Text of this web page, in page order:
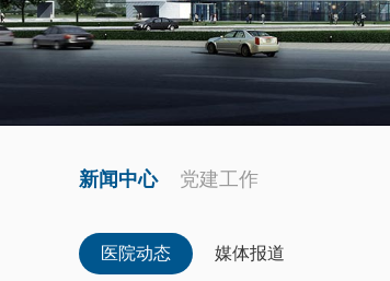
新闻中心 党建工作
医院动态 媒体报道